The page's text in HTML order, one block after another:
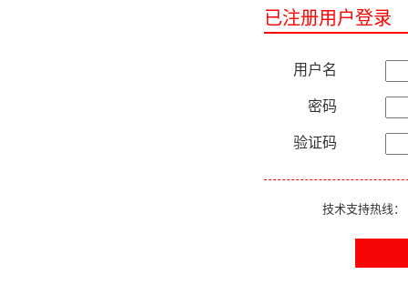
已注册用户登录
用户名
密码
验证码
技术支持热线：